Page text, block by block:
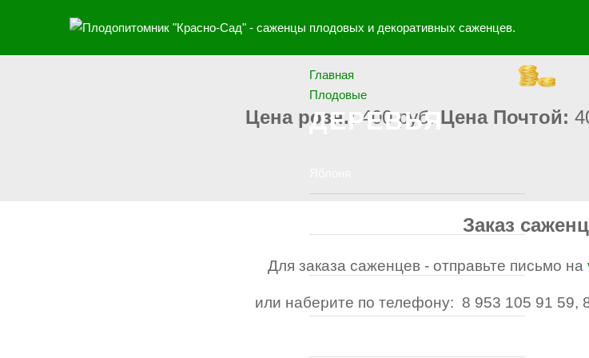
Главная
Плодовые
ДЕРЕВЬЯ
Абрикос
Цена розн.: 400 руб. Цена Почтой:
Заказ
Для заказа саженцев - отправьте письмо на
или наберите по телефону: 8 953 105 91 59,